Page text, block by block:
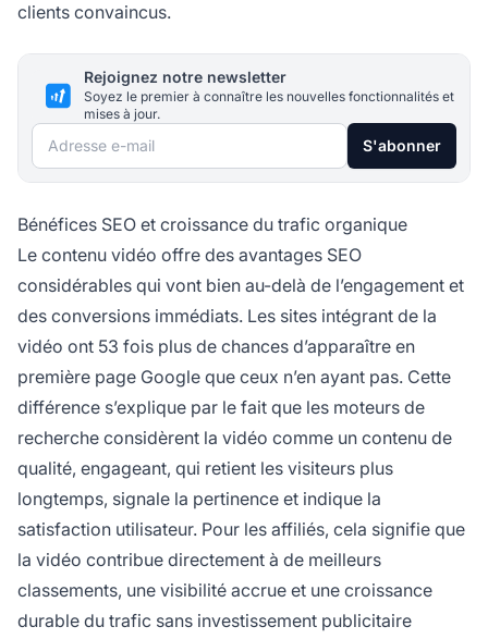
clients convaincus.
Rejoignez notre newsletter
Soyez le premier à connaître les nouvelles fonctionnalités et
mises à jour.
Adresse e-mail S'abonner
Bénéfices SEO et croissance du trafic organique
Le contenu vidéo offre des avantages SEO
considérables qui vont bien au-delà de l’engagement et
des conversions immédiats. Les sites intégrant de la
vidéo ont 53 fois plus de chances d’apparaître en
première page Google que ceux n’en ayant pas. Cette
différence s’explique par le fait que les moteurs de
recherche considèrent la vidéo comme un contenu de
qualité, engageant, qui retient les visiteurs plus
longtemps, signale la pertinence et indique la
satisfaction utilisateur. Pour les affiliés, cela signifie que
la vidéo contribue directement à de meilleurs
classements, une visibilité accrue et une croissance
durable du trafic sans investissement publicitaire